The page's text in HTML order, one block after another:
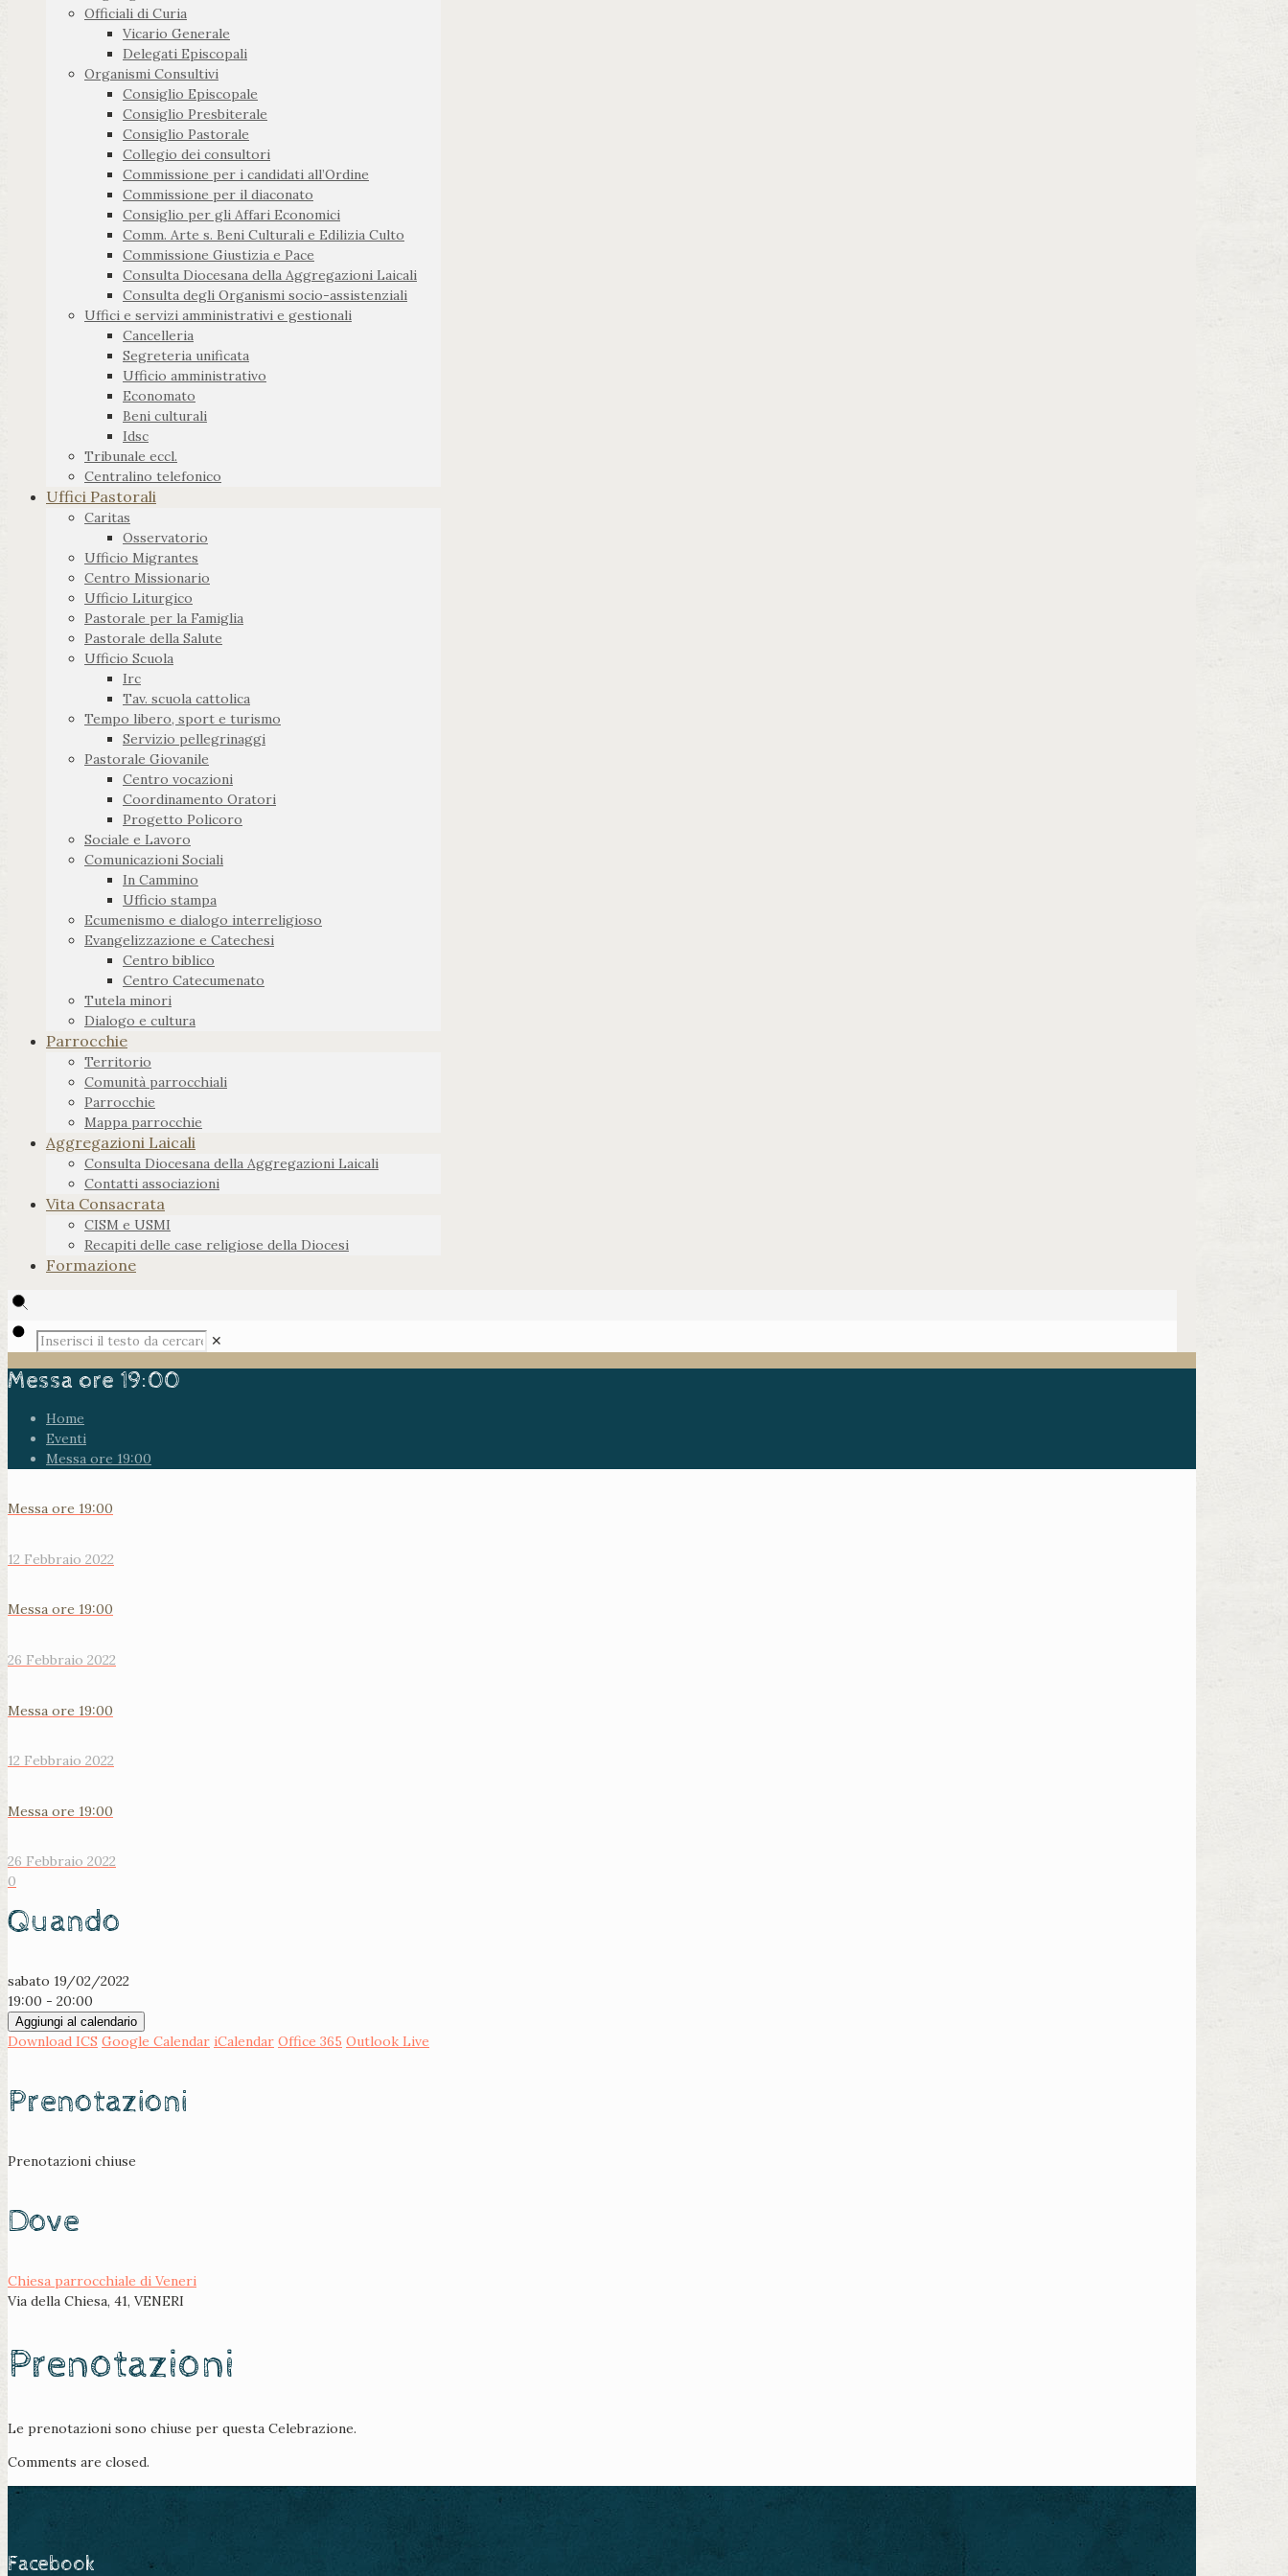
Officiali di Curia
Vicario Generale
Delegati Episcopali
Organismi Consultivi
Consiglio Episcopale
Consiglio Presbiterale
Consiglio Pastorale
Collegio dei consultori
Commissione per i candidati all’Ordine
Commissione per il diaconato
Consiglio per gli Affari Economici
Comm. Arte s. Beni Culturali e Edilizia Culto
Commissione Giustizia e Pace
Consulta Diocesana della Aggregazioni Laicali
Consulta degli Organismi socio-assistenziali
Uffici e servizi amministrativi e gestionali
Cancelleria
Segreteria unificata
Ufficio amministrativo
Economato
Beni culturali
Idsc
Tribunale eccl.
Centralino telefonico
Uffici Pastorali
Caritas
Osservatorio
Ufficio Migrantes
Centro Missionario
Ufficio Liturgico
Pastorale per la Famiglia
Pastorale della Salute
Ufficio Scuola
Irc
Tav. scuola cattolica
Tempo libero, sport e turismo
Servizio pellegrinaggi
Pastorale Giovanile
Centro vocazioni
Coordinamento Oratori
Progetto Policoro
Sociale e Lavoro
Comunicazioni Sociali
In Cammino
Ufficio stampa
Ecumenismo e dialogo interreligioso
Evangelizzazione e Catechesi
Centro biblico
Centro Catecumenato
Tutela minori
Dialogo e cultura
Parrocchie
Territorio
Comunità parrocchiali
Parrocchie
Mappa parrocchie
Aggregazioni Laicali
Consulta Diocesana della Aggregazioni Laicali
Contatti associazioni
Vita Consacrata
CISM e USMI
Recapiti delle case religiose della Diocesi
Formazione
✕
Messa ore 19:00
Home
Eventi
Messa ore 19:00
Messa ore 19:00
12 Febbraio 2022
Messa ore 19:00
26 Febbraio 2022
Messa ore 19:00
12 Febbraio 2022
Messa ore 19:00
26 Febbraio 2022
0
Quando
sabato 19/02/2022
19:00 - 20:00
Aggiungi al calendario
Download ICS Google Calendar iCalendar Office 365 Outlook Live
Prenotazioni
Prenotazioni chiuse
Dove
Chiesa parrocchiale di Veneri
Via della Chiesa, 41, VENERI
Prenotazioni
Le prenotazioni sono chiuse per questa Celebrazione.
Comments are closed.
Facebook